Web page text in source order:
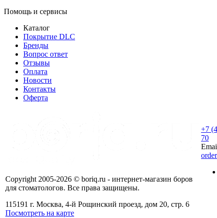
Помощь и сервисы
Каталог
Покрытие DLC
Бренды
Вопрос ответ
Отзывы
Оплата
Новости
Контакты
Оферта
Copyright 2005-2026 © boriq.ru - интернет-магазин боров
для стоматологов. Все права защищены.
115191 г. Москва, 4-й Рощинский проезд, дом 20, стр. 6
Посмотреть на карте
+7
70